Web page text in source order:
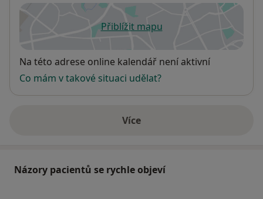
Přiblížit mapuse otevře v nové záložce
Dostupnost
Na této adrese online kalendář není aktivní
Co mám v takové situaci udělat?
Víceo adrese
Názory pacientů se rychle objeví